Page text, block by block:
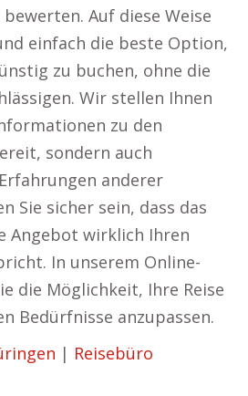
Auf diese Weise
einfach die beste Option,
zu buchen, ohne die
Wir stellen Ihnen
zu den
sondern auch
anderer
Sie sicher sein, dass das
Angebot wirklich Ihren
In unserem Online-
die Möglichkeit, Ihre Reise
Bedürfnisse anzupassen.
| Reisebüro